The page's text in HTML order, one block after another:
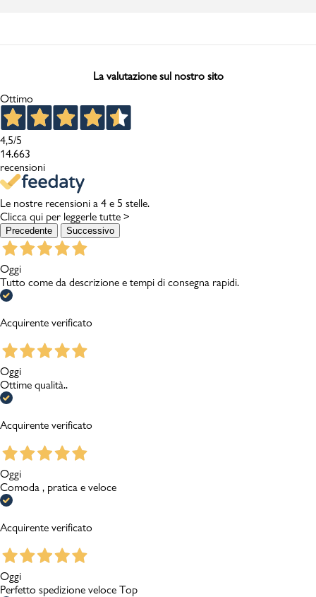
La valutazione sul nostro sito
Ottimo
4,5/5
14.663
recensioni
Le nostre recensioni a 4 e 5 stelle.
Clicca qui per leggerle tutte >
Precedente Successivo
Oggi
Tutto come da descrizione e tempi di consegna rapidi.
Acquirente verificato
Oggi
Ottime qualità..
Acquirente verificato
Oggi
Comoda , pratica e veloce
Acquirente verificato
Oggi
Perfetto spedizione veloce Top